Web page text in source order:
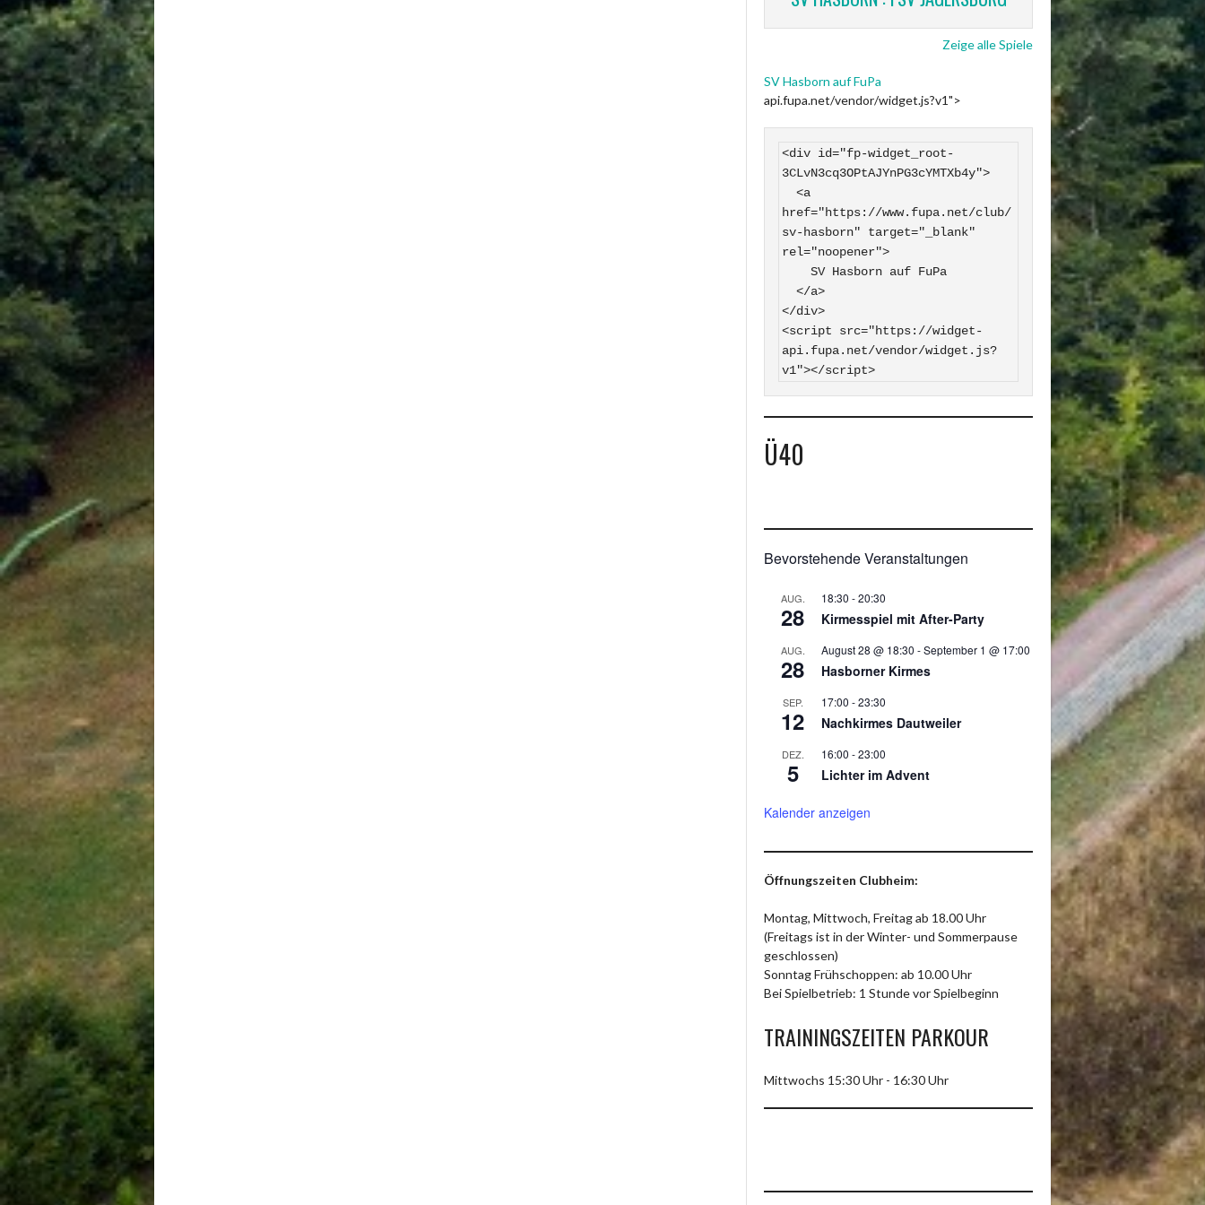
Zeige alle Spiele
SV Hasborn auf FuPa
api.fupa.net/vendor/widget.js?v1">
<div id="fp-widget_root-
3CLvN3cq3OPtAJYnPG3cYMTXb4y">
href="https://www.fupa.net/club/
sv-hasborn" target="_blank"
rel="noopener">
</div>
<script src="https://widget-
api.fupa.net/vendor/widget.js?
v1"></script>
Ü40
Bevorstehende Veranstaltungen
AUG.
28
18:30 -20:30
Kirmesspiel mit After-Party
AUG.
28
August 28 @ 18:30 -September 1 @ 17:00
Hasborner Kirmes
SEP.
12
17:00 -23:30
Nachkirmes Dautweiler
DEZ.
5
16:00 -23:00
Lichter im Advent
Kalender anzeigen
Öffnungszeiten Clubheim:
Montag, Mittwoch, Freitag ab 18.00 Uhr
(Freitags ist in der Winter- und Sommerpause
geschlossen)
Sonntag Frühschoppen: ab 10.00 Uhr
Bei Spielbetrieb: 1 Stunde vor Spielbeginn
TRAININGSZEITEN PARKOUR
Mittwochs 15:30 Uhr - 16:30 Uhr